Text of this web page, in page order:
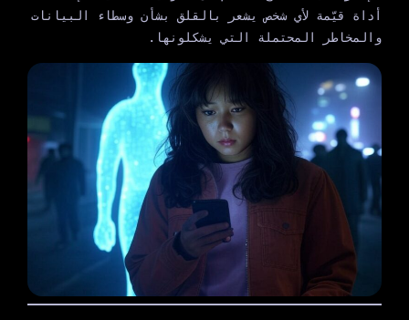
أداة قيّمة لأي شخص يشعر بالقلق بشأن وسطاء البيانات
والمخاطر المحتملة التي يشكلونها.